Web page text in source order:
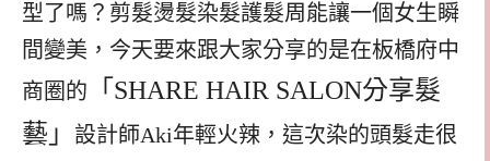
型了嗎？剪髮燙髮染髮護髮周能讓一個女生瞬
間變美，今天要來跟大家分享的是在板橋府中
商圈的
「SHARE HAIR SALON分享髮
藝」
設計師Aki年輕火辣，這次染的頭髮走很